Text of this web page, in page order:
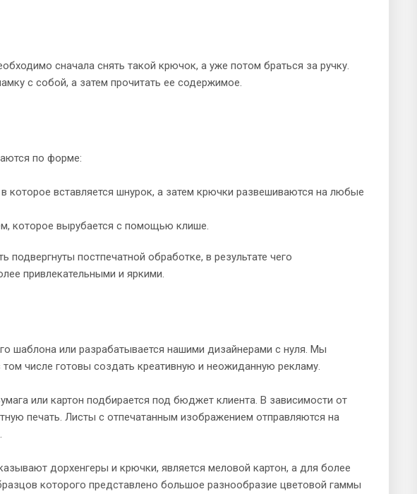
сначала снять такой крючок, а уже потом браться за ручку.
с собой, а затем прочитать ее содержимое.
по форме:
которое вставляется шнурок, а затем крючки развешиваются на любые
которое вырубается с помощью клише.
постпечатной обработке, в результате чего
привлекательными и яркими.
шаблона или разрабатывается нашими дизайнерами с нуля. Мы
числе готовы создать креативную и неожиданную рекламу.
или картон подбирается под бюджет клиента. В зависимости от
печать. Листы с отпечатанным изображением отправляются на
дорхенгеры и крючки, является меловой картон, а для более
которого представлено большое разнообразие цветовой гаммы